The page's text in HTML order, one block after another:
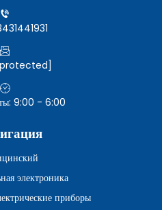
9:00 - 6:00
электроника
приборы